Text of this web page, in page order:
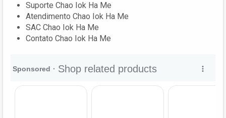
Suporte Chao Iok Ha Me
Atendimento Chao Iok Ha Me
SAC Chao Iok Ha Me
Contato Chao Iok Ha Me